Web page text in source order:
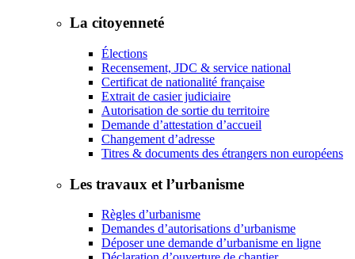
La citoyenneté
Élections
Recensement, JDC & service national
Certificat de nationalité française
Extrait de casier judiciaire
Autorisation de sortie du territoire
Demande d’attestation d’accueil
Changement d’adresse
Titres & documents des étrangers non européens
Les travaux et l’urbanisme
Règles d’urbanisme
Demandes d’autorisations d’urbanisme
Déposer une demande d’urbanisme en ligne